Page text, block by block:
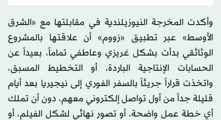
وأكدت المخرجة النيوزيلندية في مقابلتها مع «الشرق
الأوسط» عبر تطبيق «زووم» أن علاقتها بالمشروع
الوثائقي بدأت بشكل غريزي وعاطفي تماماً، بعيداً عن
الحسابات الإنتاجية الباردة، أو التخطيط المسبق،
واتخذت قراراً جريئاً بالسفر الفوري إلى نيجيريا بعد أيام
قليلة جداً من أول تواصل إلكتروني معهم، دون أن تملك
أي خطة عمل واضحة، أو تصور نهائي لشكل الفيلم، أو